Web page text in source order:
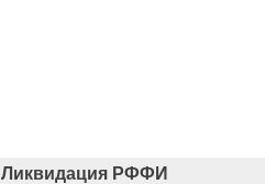
Ликвидация РФФИ